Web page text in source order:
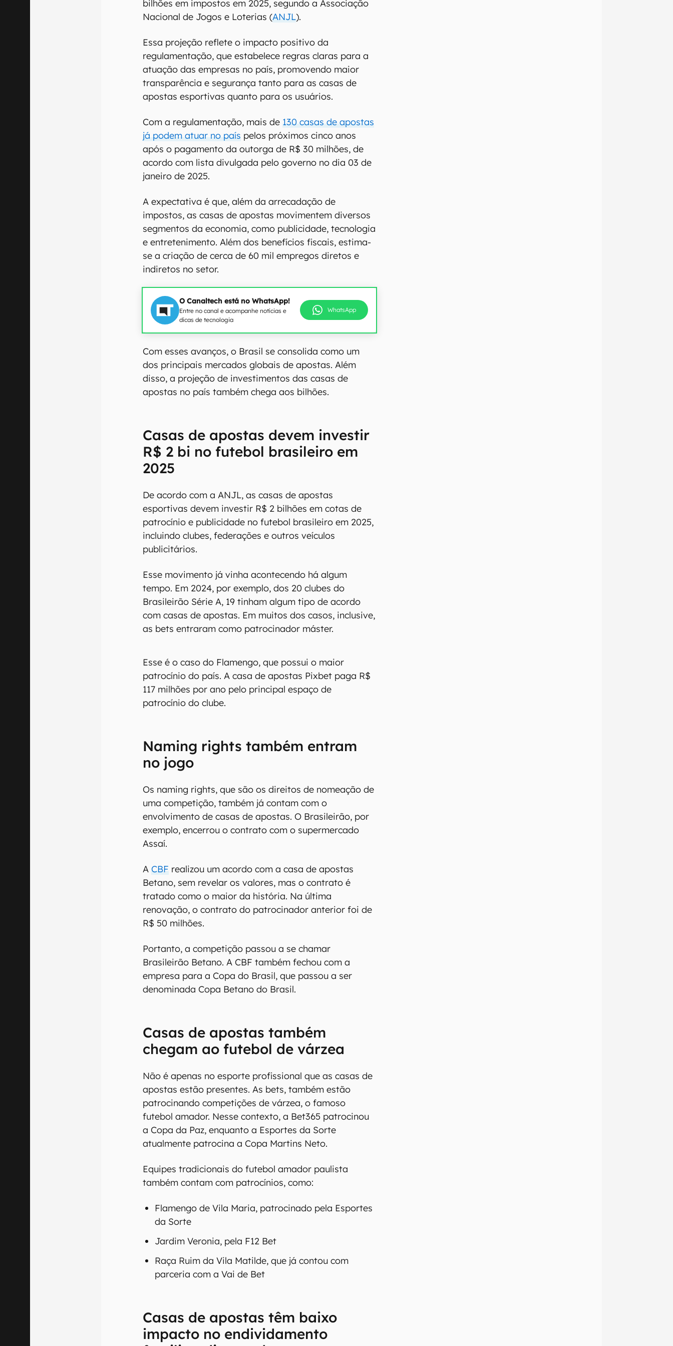
bilhões em impostos em 2025, segundo a Associação
Nacional de Jogos e Loterias (ANJL).
Essa projeção reflete o impacto positivo da
regulamentação, que estabelece regras claras para a
atuação das empresas no país, promovendo maior
transparência e segurança tanto para as casas de
apostas esportivas quanto para os usuários.
Com a regulamentação, mais de 130 casas de apostas
já podem atuar no país pelos próximos cinco anos
após o pagamento da outorga de R$ 30 milhões, de
acordo com lista divulgada pelo governo no dia 03 de
janeiro de 2025.
A expectativa é que, além da arrecadação de
impostos, as casas de apostas movimentem diversos
segmentos da economia, como publicidade, tecnologia
e entretenimento. Além dos benefícios fiscais, estima-
se a criação de cerca de 60 mil empregos diretos e
indiretos no setor.
O Canaltech está no WhatsApp!
Entre no canal e acompanhe notícias e
dicas de tecnologia
WhatsApp
Com esses avanços, o Brasil se consolida como um
dos principais mercados globais de apostas. Além
disso, a projeção de investimentos das casas de
apostas no país também chega aos bilhões.
Casas de apostas devem investir
R$ 2 bi no futebol brasileiro em
2025
De acordo com a ANJL, as casas de apostas
esportivas devem investir R$ 2 bilhões em cotas de
patrocínio e publicidade no futebol brasileiro em 2025,
incluindo clubes, federações e outros veículos
publicitários.
Esse movimento já vinha acontecendo há algum
tempo. Em 2024, por exemplo, dos 20 clubes do
Brasileirão Série A, 19 tinham algum tipo de acordo
com casas de apostas. Em muitos dos casos, inclusive,
as bets entraram como patrocinador máster.
00:00
Esse é o caso do Flamengo, que possui o maior
patrocínio do país. A casa de apostas Pixbet paga R$
117 milhões por ano pelo principal espaço de
patrocínio do clube.
Naming rights também entram
no jogo
Os naming rights, que são os direitos de nomeação de
envolvimento de casas de apostas. O Brasileirão, por
exemplo, encerrou o contrato com o supermercado
Assaí.
tratado como o maior da história. Na última
renovação, o contrato do patrocinador anterior foi de
R$ 50 milhões.
Portanto, a competição passou a se chamar
Brasileirão Betano. A CBF também fechou com a
empresa para a Copa do Brasil, que passou a ser
denominada Copa Betano do Brasil.
Casas de apostas também
chegam ao futebol de várzea
Não é apenas no esporte profissional que as casas de
apostas estão presentes. As bets, também estão
futebol amador. Nesse contexto, a Bet365 patrocinou
a Copa da Paz, enquanto a Esportes da Sorte
atualmente patrocina a Copa Martins Neto.
também contam com patrocínios, como:
Flamengo de Vila Maria, patrocinado pela Esportes